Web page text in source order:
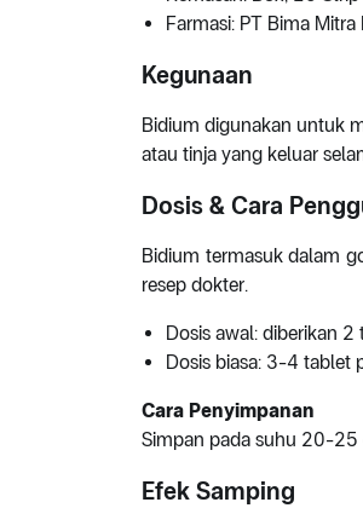
Farmasi: PT Bima Mitra
Kegunaan
Bidium digunakan untuk
atau tinja yang keluar
Dosis & Cara
Bidium termasuk dalam
resep dokter.
Dosis awal: diberikan
Dosis biasa: 3-4 tablet
Cara Penyimpanan
Simpan pada suhu 20-25
Efek Samping